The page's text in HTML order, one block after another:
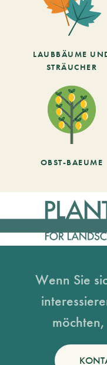
LAUBBÄUME
STRÄUCHER
OBST-BAEUME
Wenn Sie